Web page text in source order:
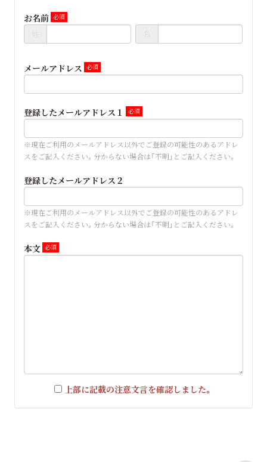
お名前
メールアドレス
登録したメールアドレス１
※現在ご利用のメールアドレス以外でご登録の可能性のあるアドレ
スをご記入ください。分からない場合は「不明」とご記入ください。
登録したメールアドレス２
※現在ご利用のメールアドレス以外でご登録の可能性のあるアドレ
スをご記入ください。分からない場合は「不明」とご記入ください。
本文
上部に記載の注意文言を確認しました。